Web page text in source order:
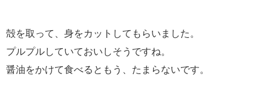
殻を取って、身をカットしてもらいました。
プルプルしていておいしそうですね。
醤油をかけて食べるともう、たまらないです。